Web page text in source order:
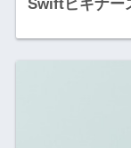
Swiftビギナー